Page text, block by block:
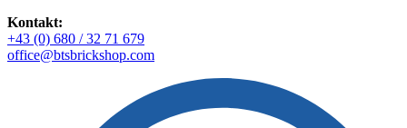
Kontakt:
+43 (0) 680 / 32 71 679
office@btsbrickshop.com